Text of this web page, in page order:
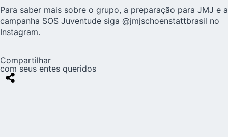
Para saber mais sobre o grupo, a preparação para JMJ e a
campanha SOS Juventude siga @jmjschoenstattbrasil no
Instagram.
Compartilhar
com seus entes queridos